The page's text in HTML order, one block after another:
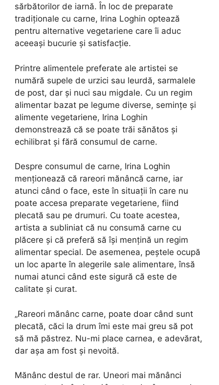
sărbătorilor de iarnă. În loc de preparate
tradiționale cu carne, Irina Loghin optează
pentru alternative vegetariene care îi aduc
aceeași bucurie și satisfacție.
Printre alimentele preferate ale artistei se
numără supele de urzici sau leurdă, sarmalele
de post, dar și nuci sau migdale. Cu un regim
alimentar bazat pe legume diverse, semințe și
alimente vegetariene, Irina Loghin
demonstrează că se poate trăi sănătos și
echilibrat și fără consumul de carne.
Despre consumul de carne, Irina Loghin
menționează că rareori mănâncă carne, iar
atunci când o face, este în situații în care nu
poate accesa preparate vegetariene, fiind
plecată sau pe drumuri. Cu toate acestea,
artista a subliniat că nu consumă carne cu
plăcere și că preferă să își mențină un regim
alimentar special. De asemenea, peștele ocupă
un loc aparte în alegerile sale alimentare, însă
numai atunci când este sigură că este de
calitate și curat.
„Rareori mănânc carne, poate doar când sunt
plecată, căci la drum îmi este mai greu să pot
să mă păstrez. Nu-mi place carnea, e adevărat,
dar așa am fost și nevoită.
Mănânc destul de rar. Uneori mai mănânci